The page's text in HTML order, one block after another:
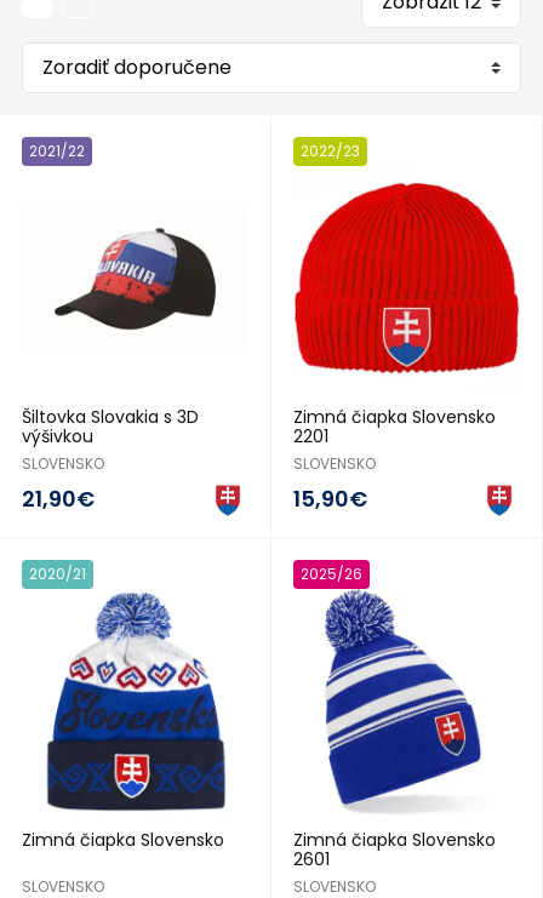
2021/22
Šiltovka Slovakia s 3D
výšivkou
SLOVENSKO
21,90€
2022/23
Zimná čiapka Slovensko
2201
SLOVENSKO
15,90€
2020/21
Zimná čiapka Slovensko
SLOVENSKO
2025/26
Zimná čiapka Slovensko
2601
SLOVENSKO